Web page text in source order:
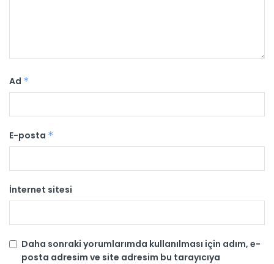
Ad *
E-posta *
İnternet sitesi
Daha sonraki yorumlarımda kullanılması için adım, e-
posta adresim ve site adresim bu tarayıcıya